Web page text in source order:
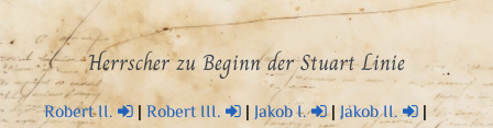
Herrscher zu Beginn der Stuart Linie
Robert II. | Robert III. | Jakob I. | Jakob II. |